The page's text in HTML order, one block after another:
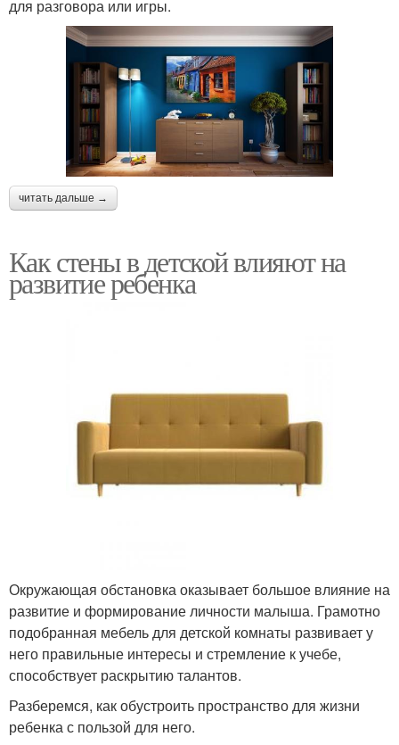
для разговора или игры.
читать дальше →
Как стены в детской влияют на
развитие ребенка
Окружающая обстановка оказывает большое влияние на
развитие и формирование личности малыша. Грамотно
подобранная мебель для детской комнаты развивает у
него правильные интересы и стремление к учебе,
способствует раскрытию талантов.
Разберемся, как обустроить пространство для жизни
ребенка с пользой для него.